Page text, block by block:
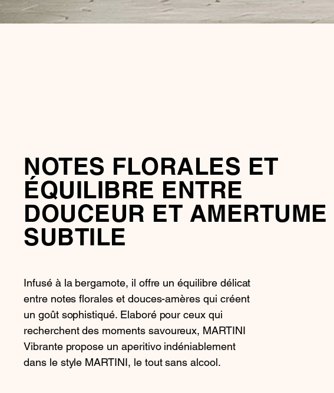
NOTES FLORALES ET
ÉQUILIBRE ENTRE
DOUCEUR ET AMERTUME
SUBTILE
Infusé à la bergamote, il offre un équilibre délicat
entre notes florales et douces-amères qui créent
un goût sophistiqué. Elaboré pour ceux qui
recherchent des moments savoureux, MARTINI
Vibrante propose un aperitivo indéniablement
dans le style MARTINI, le tout sans alcool.